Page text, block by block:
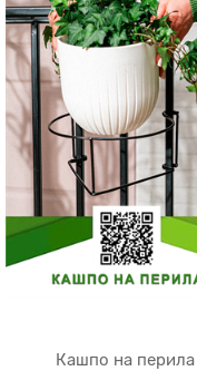
Кашпо на перила